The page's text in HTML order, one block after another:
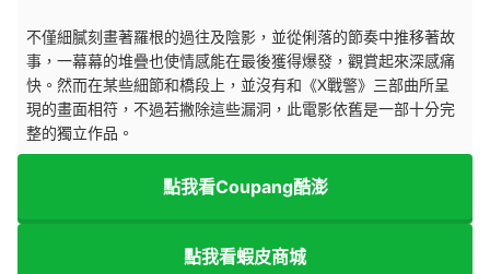
不僅細膩刻畫著羅根的過往及陰影，並從俐落的節奏中推移著故
事，一幕幕的堆疊也使情感能在最後獲得爆發，觀賞起來深感痛
快。然而在某些細節和橋段上，並沒有和《X戰警》三部曲所呈
現的畫面相符，不過若撇除這些漏洞，此電影依舊是一部十分完
整的獨立作品。
點我看Coupang酷澎
點我看蝦皮商城